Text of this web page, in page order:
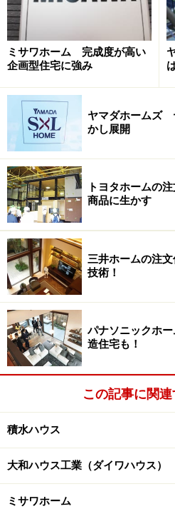
帯住宅仕様などを展開してい
最高で9階建てまでに対応する「
ミサワホーム 完成度が高い
企画型住宅に強み
ヤマダホームズ
かし展開
トヨタホームの
商品に生かす
三井ホームの注
技術！
パナソニックホ
造住宅も！
この記事に関
積水ハウス
大和ハウス工業（ダイワハウス）
ミサワホーム